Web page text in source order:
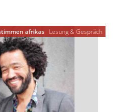
afrikas Lesung & Gespräch